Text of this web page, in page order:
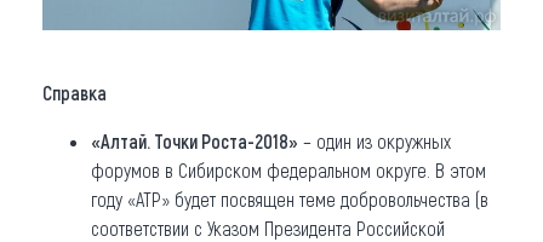
Справка
«Алтай. Точки Роста-2018» – один из окружных
форумов в Сибирском федеральном округе. В этом
году «АТР» будет посвящен теме добровольчества (в
соответствии с Указом Президента Российской